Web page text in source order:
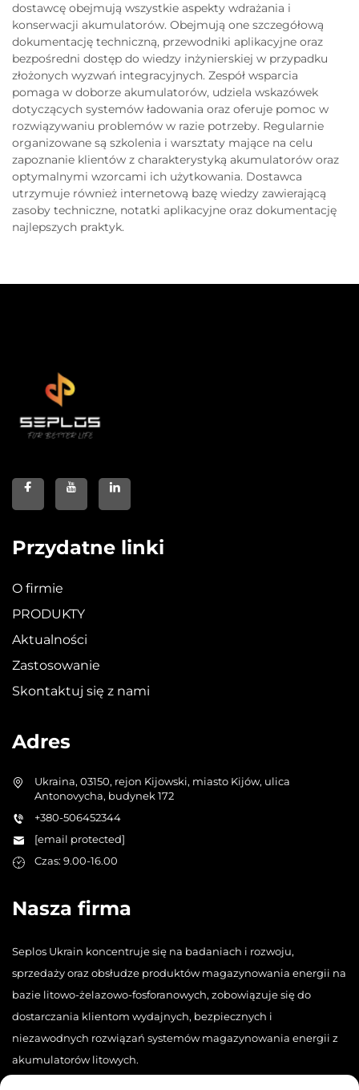
dostawcę obejmują wszystkie aspekty wdrażania i
konserwacji akumulatorów. Obejmują one szczegółową
dokumentację techniczną, przewodniki aplikacyjne oraz
bezpośredni dostęp do wiedzy inżynierskiej w przypadku
złożonych wyzwań integracyjnych. Zespół wsparcia
pomaga w doborze akumulatorów, udziela wskazówek
dotyczących systemów ładowania oraz oferuje pomoc w
rozwiązywaniu problemów w razie potrzeby. Regularnie
organizowane są szkolenia i warsztaty mające na celu
zapoznanie klientów z charakterystyką akumulatorów oraz
optymalnymi wzorcami ich użytkowania. Dostawca
utrzymuje również internetową bazę wiedzy zawierającą
zasoby techniczne, notatki aplikacyjne oraz dokumentację
najlepszych praktyk.
Przydatne linki
O firmie
PRODUKTY
Aktualności
Zastosowanie
Skontaktuj się z nami
Adres
Ukraina, 03150, rejon Kijowski, miasto Kijów, ulica
Antonovycha, budynek 172
+380-506452344
[email protected]
Czas: 9.00-16.00
Nasza firma
Seplos Ukrain koncentruje się na badaniach i rozwoju,
sprzedaży oraz obsłudze produktów magazynowania energii na
bazie litowo-żelazowo-fosforanowych, zobowiązuje się do
dostarczania klientom wydajnych, bezpiecznych i
niezawodnych rozwiązań systemów magazynowania energii z
akumulatorów litowych.